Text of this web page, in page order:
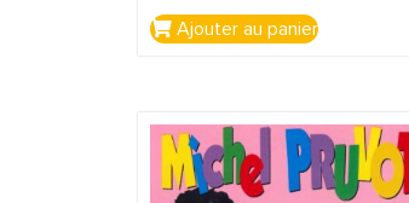
Ajouter au panier